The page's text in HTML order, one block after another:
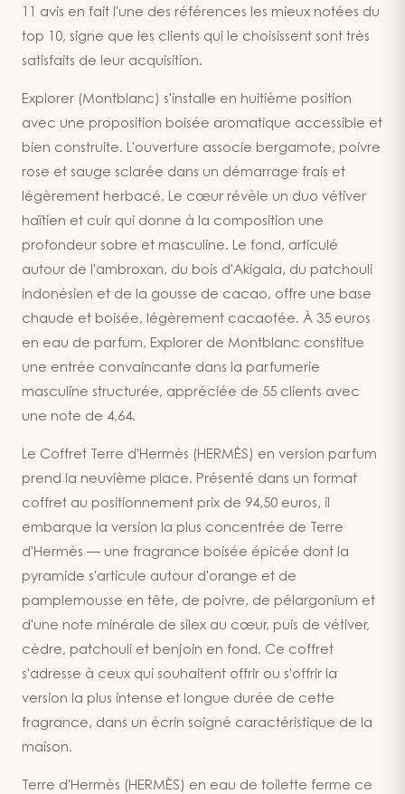
11 avis en fait l'une des références les mieux notées du
top 10, signe que les clients qui le choisissent sont très
satisfaits de leur acquisition.
Explorer (Montblanc) s'installe en huitième position
avec une proposition boisée aromatique accessible et
bien construite. L'ouverture associe bergamote, poivre
rose et sauge sclarée dans un démarrage frais et
légèrement herbacé. Le cœur révèle un duo vétiver
haïtien et cuir qui donne à la composition une
profondeur sobre et masculine. Le fond, articulé
autour de l'ambroxan, du bois d'Akigala, du patchouli
indonésien et de la gousse de cacao, offre une base
chaude et boisée, légèrement cacaotée. À 35 euros
en eau de parfum, Explorer de Montblanc constitue
une entrée convaincante dans la parfumerie
masculine structurée, appréciée de 55 clients avec
une note de 4,64.
Le Coffret Terre d'Hermès (HERMÈS) en version parfum
prend la neuvième place. Présenté dans un format
coffret au positionnement prix de 94,50 euros, il
embarque la version la plus concentrée de Terre
d'Hermès — une fragrance boisée épicée dont la
pyramide s'articule autour d'orange et de
pamplemousse en tête, de poivre, de pélargonium et
d'une note minérale de silex au cœur, puis de vétiver,
cèdre, patchouli et benjoin en fond. Ce coffret
s'adresse à ceux qui souhaitent offrir ou s'offrir la
version la plus intense et longue durée de cette
fragrance, dans un écrin soigné caractéristique de la
maison.
Terre d'Hermès (HERMÈS) en eau de toilette ferme ce